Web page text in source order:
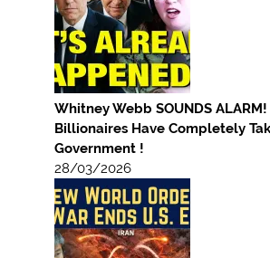
Whitney Webb SOUNDS ALARM!
Billionaires Have Completely
Government !
28/03/2026